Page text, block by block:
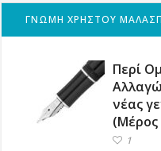
ΓΝΩΜΗ ΧΡΗΣΤΟΥ
Περί
νέας
(Μέρος
1